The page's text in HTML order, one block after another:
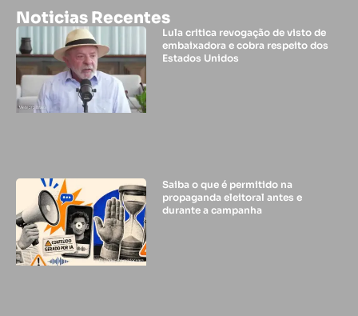
Noticias Recentes
Lula critica revogação de visto de
embaixadora e cobra respeito dos
Estados Unidos
Saiba o que é permitido na
propaganda eleitoral antes e
durante a campanha